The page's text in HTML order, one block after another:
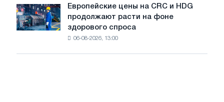
роста
цен
новую
режущую
машину
Европейские
цены
на
Европейские цены на CRC и HDG
продолжают расти на фоне
здорового спроса
06-08-2026, 13:00